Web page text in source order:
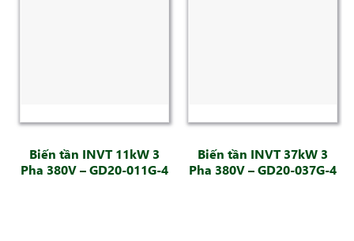
Biến tần INVT 11kW 3
Pha 380V – GD20-011G-4
Biến tần INVT 37kW 3
Pha 380V – GD20-037G-4